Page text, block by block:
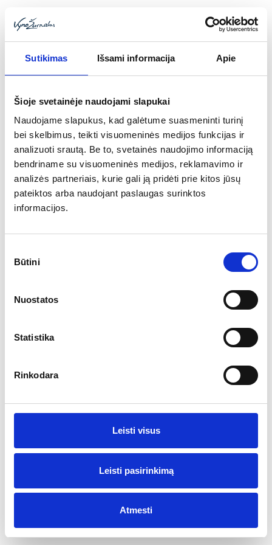
Sutikimas Išsami informacija Apie
Šioje svetainėje naudojami slapukai
Naudojame slapukus, kad galėtume suasmeninti turinį
bei skelbimus, teikti visuomeninės medijos funkcijas ir
analizuoti srautą. Be to, svetainės naudojimo informaciją
bendriname su visuomeninės medijos, reklamavimo ir
analizės partneriais, kurie gali ją pridėti prie kitos jūsų
pateiktos arba naudojant paslaugas surinktos
informacijos.
pasirinkimas
Būtini
Nuostatos
Statistika
Rinkodara
Leisti visus
Leisti pasirinkimą
Atmesti
Toggle
© 2017 Visos teisės saugomos Vyno žurnalas
SukurtaSonaro